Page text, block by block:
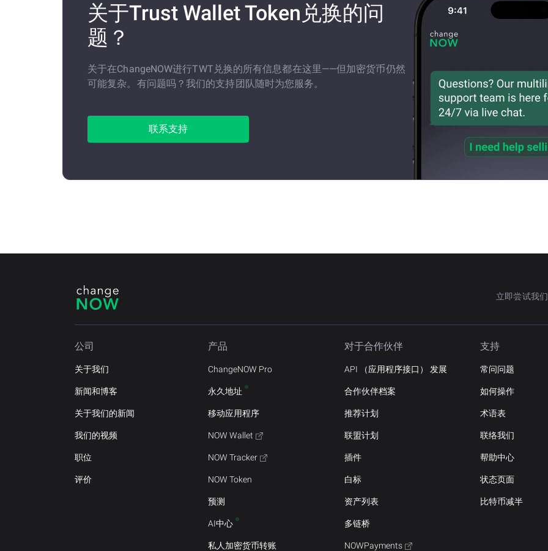
关于Trust Wallet Token兑换的问
题？
关于在ChangeNOW进行TWT兑换的所有信息都在这里——但加密货币仍然
可能复杂。有问题吗？我们的支持团队随时为您服务。
联系支持
立即尝试我
公司
关于我们
新闻和博客
关于我们的新闻
我们的视频
职位
评价
产品
ChangeNOW Pro
永久地址
移动应用程序
NOW Wallet
NOW Tracker
NOW Token
预测
AI中心
私人加密货币转账
对于合作伙伴
API （应用程序接口） 发展
合作伙伴档案
推荐计划
联盟计划
插件
白标
资产列表
多链桥
NOWPayments
支持
常问问题
如何操作
术语表
联络我们
帮助中心
状态页面
比特币减半